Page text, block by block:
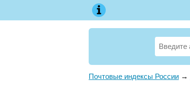
Почтовые индексы России →